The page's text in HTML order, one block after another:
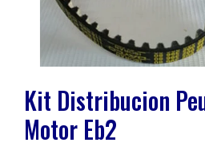
Kit Distribucion
Motor Eb2